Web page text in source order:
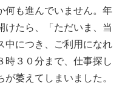
何も進んでいません。年
けたら、「ただいま、当
中につき、ご利用になれ
時３０分まで、仕事探し
萎えてしまいました。